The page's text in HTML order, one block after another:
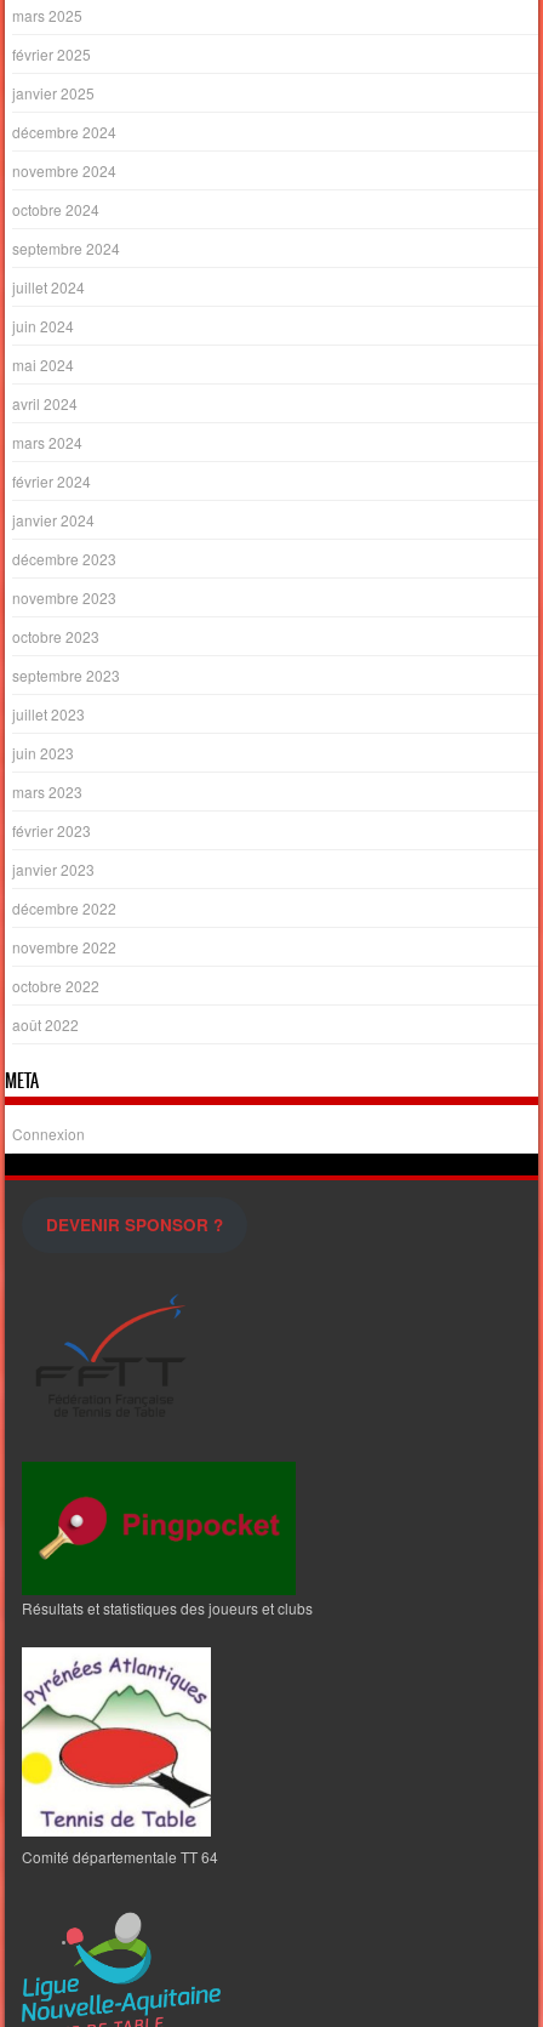
mars 2025
février 2025
janvier 2025
décembre 2024
novembre 2024
octobre 2024
septembre 2024
juillet 2024
juin 2024
mai 2024
avril 2024
mars 2024
février 2024
janvier 2024
décembre 2023
novembre 2023
octobre 2023
septembre 2023
juillet 2023
juin 2023
mars 2023
février 2023
janvier 2023
décembre 2022
novembre 2022
octobre 2022
août 2022
META
Connexion
DEVENIR SPONSOR ?
Résultats et statistiques des joueurs et clubs
Comité départementale TT 64